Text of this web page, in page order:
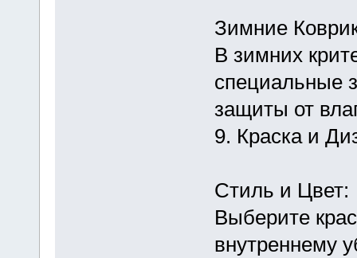
Зимние
В зимних
специальные
защиты от
9. Краска и
Стиль и Цвет:
Выберите
внутреннему